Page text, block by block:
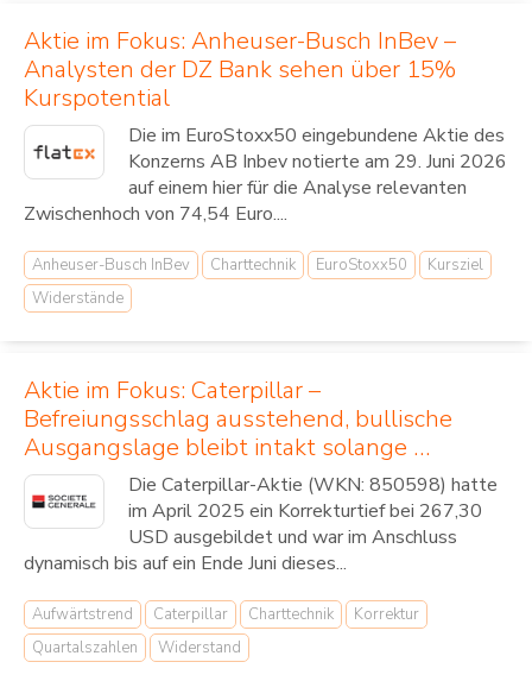
Aktie im Fokus: Anheuser-Busch InBev –
Analysten der DZ Bank sehen über 15%
Kurspotential
Die im EuroStoxx50 eingebundene Aktie des
Konzerns AB Inbev notierte am 29. Juni 2026
auf einem hier für die Analyse relevanten
Zwischenhoch von 74,54 Euro....
Anheuser-Busch InBev Charttechnik EuroStoxx50
Kursziel
Widerstände
Aktie im Fokus: Caterpillar –
Befreiungsschlag ausstehend, bullische
Ausgangslage bleibt intakt solange …
Die Caterpillar-Aktie (WKN: 850598) hatte
im April 2025 ein Korrekturtief bei 267,30
USD ausgebildet und war im Anschluss
dynamisch bis auf ein Ende Juni dieses...
Aufwärtstrend Caterpillar Charttechnik
Korrektur
Quartalszahlen
Widerstand